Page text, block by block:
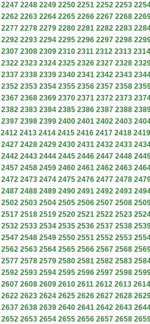
2247 2248 2249 2250 2251 2252 2253
2262 2263 2264 2265 2266 2267 2268
2277 2278 2279 2280 2281 2282 2283
2292 2293 2294 2295 2296 2297 2298
2307 2308 2309 2310 2311 2312 2313 2314
2322 2323 2324 2325 2326 2327 2328
2337 2338 2339 2340 2341 2342 2343
2352 2353 2354 2355 2356 2357 2358
2367 2368 2369 2370 2371 2372 2373
2382 2383 2384 2385 2386 2387 2388
2397 2398 2399 2400 2401 2402 2403
2412 2413 2414 2415 2416 2417 2418 2419
2427 2428 2429 2430 2431 2432 2433
2442 2443 2444 2445 2446 2447 2448
2457 2458 2459 2460 2461 2462 2463
2472 2473 2474 2475 2476 2477 2478
2487 2488 2489 2490 2491 2492 2493
2502 2503 2504 2505 2506 2507 2508
2517 2518 2519 2520 2521 2522 2523
2532 2533 2534 2535 2536 2537 2538
2547 2548 2549 2550 2551 2552 2553
2562 2563 2564 2565 2566 2567 2568
2577 2578 2579 2580 2581 2582 2583
2592 2593 2594 2595 2596 2597 2598
2607 2608 2609 2610 2611 2612 2613 2614
2622 2623 2624 2625 2626 2627 2628
2637 2638 2639 2640 2641 2642 2643
2652 2653 2654 2655 2656 2657 2658